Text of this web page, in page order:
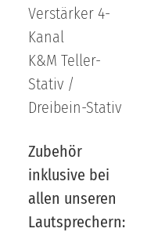
Verstärker 4-
Kanal
K&M Teller-
Stativ /
Dreibein-Stativ
Zubehör
inklusive bei
allen unseren
Lautsprechern: